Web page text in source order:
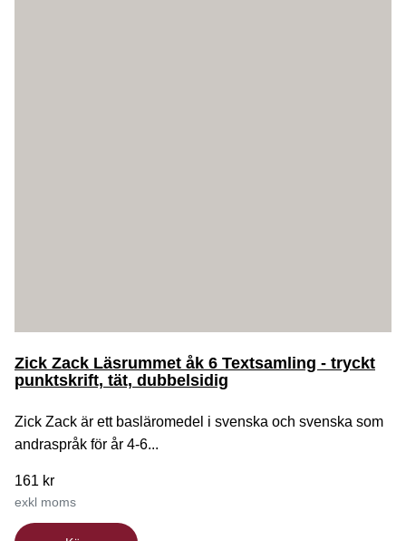
Zick Zack Läsrummet åk 6 Textsamling - tryckt
punktskrift, tät, dubbelsidig
Zick Zack är ett basläromedel i svenska och svenska som
andraspråk för år 4-6...
161 kr
exkl moms